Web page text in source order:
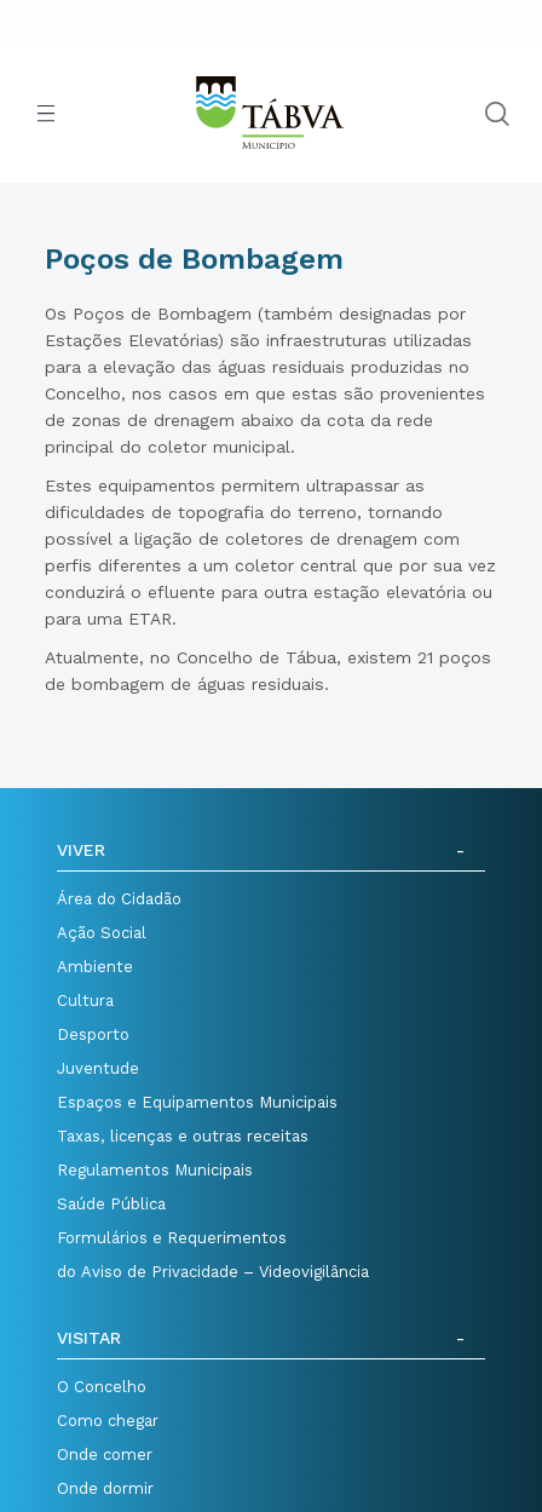
Poços de Bombagem
Os Poços de Bombagem (também designadas por
Estações Elevatórias) são infraestruturas utilizadas
para a elevação das águas residuais produzidas no
Concelho, nos casos em que estas são provenientes
de zonas de drenagem abaixo da cota da rede
principal do coletor municipal.
Estes equipamentos permitem ultrapassar as
dificuldades de topografia do terreno, tornando
possível a ligação de coletores de drenagem com
perfis diferentes a um coletor central que por sua vez
conduzirá o efluente para outra estação elevatória ou
para uma ETAR.
Atualmente, no Concelho de Tábua, existem 21 poços
de bombagem de águas residuais.
VIVER
Área do Cidadão
Ação Social
Ambiente
Cultura
Desporto
Juventude
Espaços e Equipamentos Municipais
Taxas, licenças e outras receitas
Regulamentos Municipais
Saúde Pública
Formulários e Requerimentos
do Aviso de Privacidade – Videovigilância
VISITAR
O Concelho
Como chegar
Onde comer
Onde dormir